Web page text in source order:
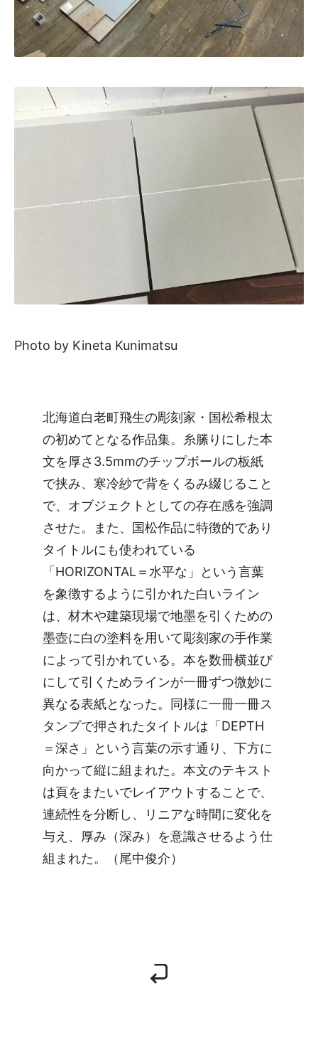
Photo by Kineta Kunimatsu
北海道白老町飛生の彫刻家・国松希根太
の初めてとなる作品集。糸縢りにした本
文を厚さ3.5mmのチップボールの板紙
で挟み、寒冷紗で背をくるみ綴じること
で、オブジェクトとしての存在感を強調
させた。また、国松作品に特徴的であり
タイトルにも使われている
「HORIZONTAL＝水平な」という言葉
を象徴するように引かれた白いライン
は、材木や建築現場で地墨を引くための
墨壺に白の塗料を用いて彫刻家の手作業
によって引かれている。本を数冊横並び
にして引くためラインが一冊ずつ微妙に
異なる表紙となった。同様に一冊一冊ス
タンプで押されたタイトルは「DEPTH
＝深さ」という言葉の示す通り、下方に
向かって縦に組まれた。本文のテキスト
は頁をまたいでレイアウトすることで、
連続性を分断し、リニアな時間に変化を
与え、厚み（深み）を意識させるよう仕
組まれた。（尾中俊介）